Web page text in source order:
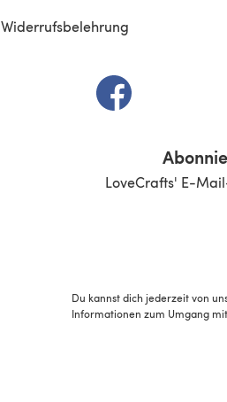
Widerrufsbelehrung
(öffnet sich in
LoveCrafts' E-
Du kannst dich jederzeit von
Informationen zum Umgang